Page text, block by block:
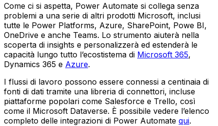
Come ci si aspetta, Power Automate si collega senza
problemi a una serie di altri prodotti Microsoft, inclusi
tutte le Power Platforms, Azure, SharePoint, Powe BI,
OneDrive e anche Teams. Lo strumento aiuterà nella
scoperta di insights e personalizzerà ed estenderà le
capacità lungo tutto l’ecostistema di Microsoft 365,
Dynamics 365 e Azure.
I flussi di lavoro possono essere connessi a centinaia di
fonti di dati tramite una libreria di connettori, incluse
piattaforme popolari come Salesforce e Trello, così
come il Microsoft Dataverse. È possibile vedere l’elenco
completo delle integrazioni di Power Automate qui.